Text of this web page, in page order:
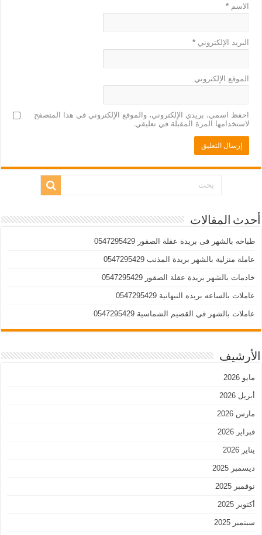
الاسم*
البريد الإلكتروني*
الموقع الإلكتروني
احفظ اسمي، بريدي الإلكتروني، والموقع الإلكتروني في هذا المتصفح
لاستخدامها المرة المقبلة في تعليقي.
أحدث المقالات
طباخه بالشهر فى بريدة عقلة الصقور 0547295429
عاملة منزلية بالشهر بريدة المذنب 0547295429
خادمات بالشهر بريدة عقلة الصقور 0547295429
عاملات بالساعه بريده النبهانية 0547295429
عاملات بالشهر في القصيم الشماسية 0547295429
الأرشيف
مايو 2026
أبريل 2026
مارس 2026
فبراير 2026
يناير 2026
ديسمبر 2025
نوفمبر 2025
أكتوبر 2025
سبتمبر 2025